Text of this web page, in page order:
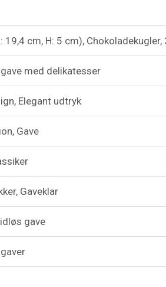
cm, H: 5 cm), Chokoladekugler,
med delikatesser
Elegant udtryk
Gave
Gaveklar
gave